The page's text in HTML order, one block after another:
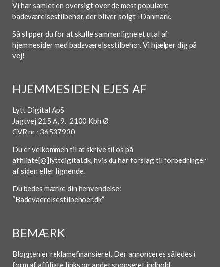
Vi har samlet en oversigt over de mest populære
badeværelsestilbehør, der bliver solgt i Danmark.
Så slipper du for at skulle sammenligne et utal af
hjemmesider med badeværelsestilbehør. Vi hjælper dig på
vej!
HJEMMESIDEN EJES AF
Lytt Digital ApS
Jagtvej 215 A, 9. 2100 Kbh Ø
CVR nr.: 36537930
Du er velkommen til at skrive til os på
affiliate[@]lyttdigital.dk, hvis du har forslag til forbedringer
af siden eller lignende.
Du bedes mærke din henvendelse:
“Badevaerelsestilbehoer.dk”
BEMÆRK
Bloggen er reklamefinansieret. Der annonceres således i
form af affiliate links og andet sponseret indhold.